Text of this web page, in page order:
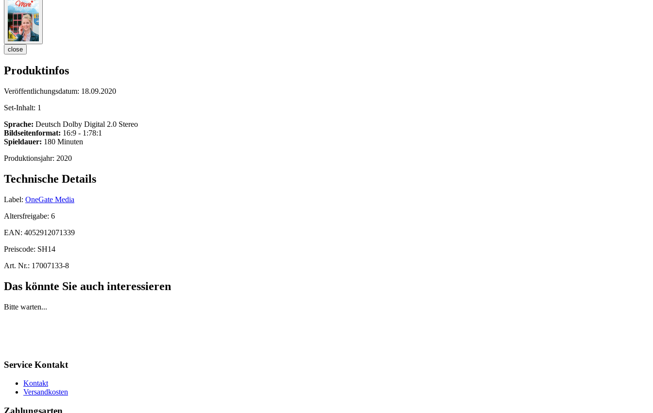
close
Produktinfos
Veröffentlichungsdatum: 18.09.2020
Set-Inhalt: 1
Sprache: Deutsch Dolby Digital 2.0 Stereo
Bildseitenformat: 16:9 - 1:78:1
Spieldauer: 180 Minuten
Produktionsjahr: 2020
Technische Details
Label: OneGate Media
Altersfreigabe: 6
EAN: 4052912071339
Preiscode: SH14
Art. Nr.: 17007133-8
Das könnte Sie auch interessieren
Bitte warten...
Service Kontakt
Kontakt
Versandkosten
Zahlungsarten